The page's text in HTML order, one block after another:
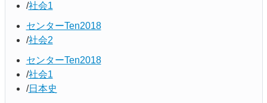
社会1
センターTen2018
社会2
センターTen2018
社会1
日本史